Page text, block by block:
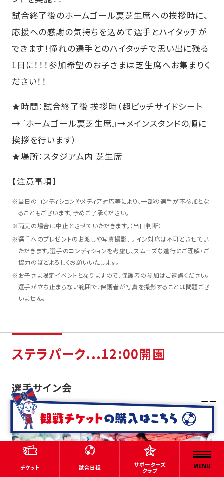
試合終了後のホームゴール裏芝生席への挨拶時に、
応援への感謝の気持ちを込めて選手とハイタッチが
できます！憧れの選手とのハイタッチで思い出に残る
1日に！！！参加希望のお子さまは芝生席へお集まりく
ださい！！
★時間：試合終了後 挨拶時（超ピッチサイドシート
→『ホームゴール裏芝生席』→メインスタンドの順に
挨拶を行います）
★場所：スタジアム内 芝生席
【注意事項】
※当日のコンディションやメディア対応等により、一部の選手が不参加とな
ることもございます。予めご了承ください。
※雨天の場合は中止とさせていただきます。（当日判断）
※選手へのプレゼントのお渡しや写真撮影、サイン対応は不可とさせてい
ただきます。選手のコンディションを考慮し、スムーズな進行にご理解・ご
協力のほどよろしくお願いいたします。
※お子さま限定イベントとなりますので、保護者の参加はご遠慮ください。
選手が立ち止まらない範囲で、保護者が写真を撮影することは問題ござ
いません。
ステラパーク...12:00開園
選手サイン会
チケット 試合日程
サポーターズ
クラブ
MENU